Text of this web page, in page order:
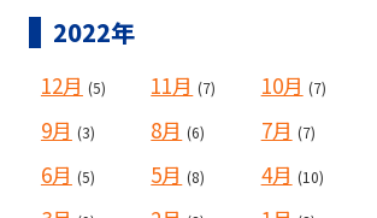
2022年
12月 (5) 11月 (7) 10月 (7)
9月 (3) 8月 (6) 7月 (7)
6月 (5) 5月 (8) 4月 (10)